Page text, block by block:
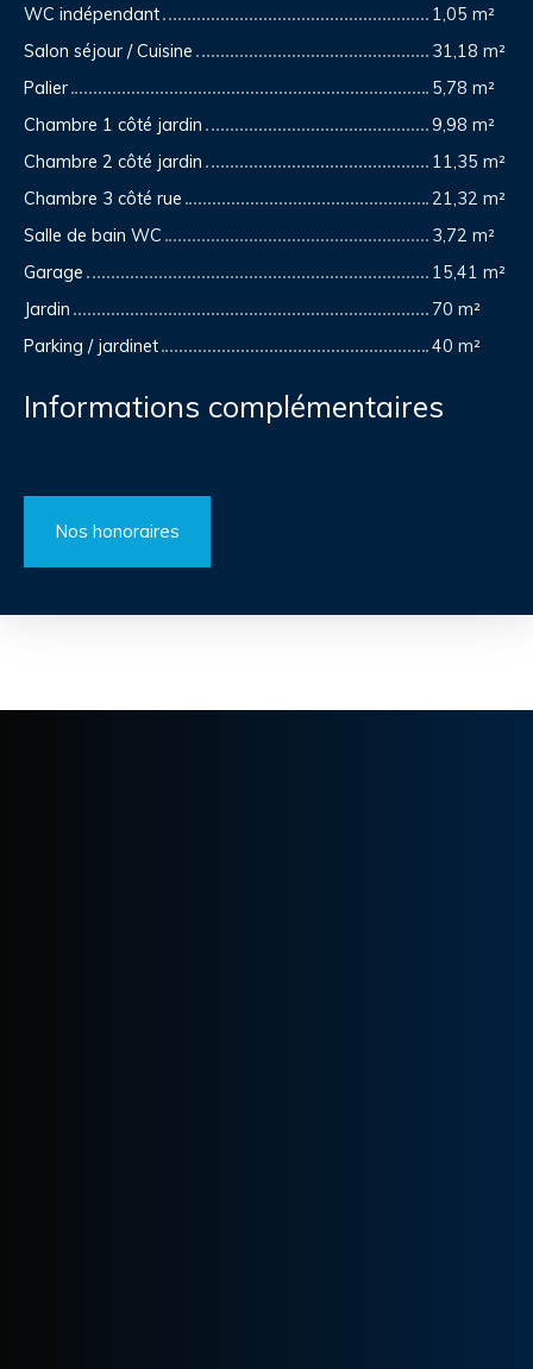
WC indépendant
1,05 m²
Salon séjour / Cuisine
31,18 m²
Palier
5,78 m²
Chambre 1 côté jardin
9,98 m²
Chambre 2 côté jardin
11,35 m²
Chambre 3 côté rue
21,32 m²
Salle de bain WC
3,72 m²
Garage
15,41 m²
Jardin
70 m²
Parking / jardinet
40 m²
Informations complémentaires
Nos honoraires